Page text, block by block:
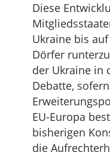
Diese
Ukraine bis
Dörfer
der Ukraine in
Debatte,
EU-Europa
bisherigen
die